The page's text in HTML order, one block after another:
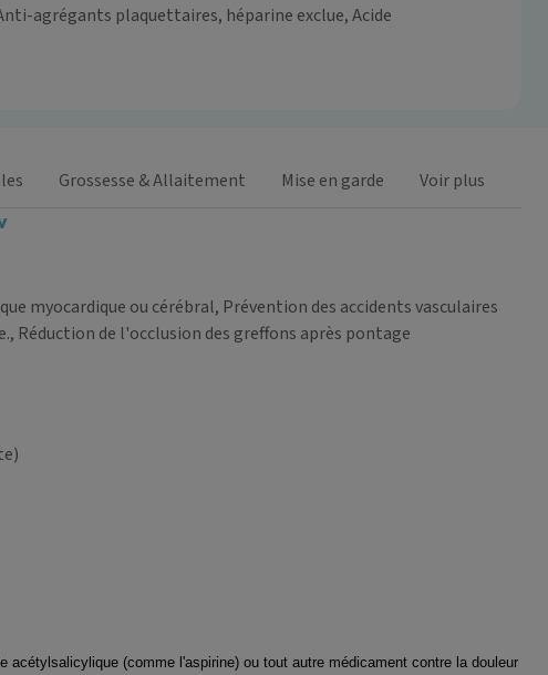
agrégants plaquettaires, héparine exclue, Acide
Grossesse & Allaitement Mise en garde Voir plus
myocardique ou cérébral, Prévention des accidents vasculaires
Réduction de l'occlusion des greffons après pontage
(comme l'aspirine) ou tout autre médicament contre la douleur